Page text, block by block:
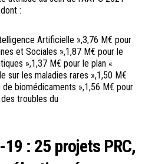
:
Artificielle »,3,76 M€ pour
et Sociales »,1,87 M€ pour le
»,1,37 M€ pour le plan «
sur les maladies rares »,1,50 M€
biomédicaments »,1,56 M€ pour
troubles du
: 25 projets PRC,